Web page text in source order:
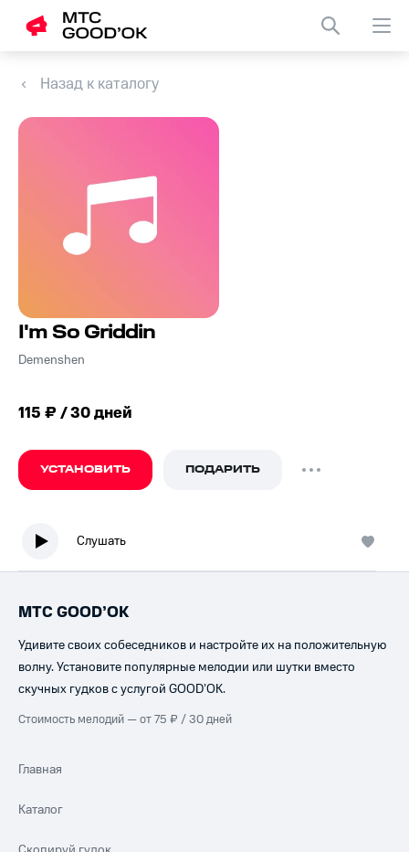
Назад к каталогу
I'm So Griddin
Demenshen
115 ₽ / 30 дней
УСТАНОВИТЬ ПОДАРИТЬ
Слушать
МТС GOOD’OK
Удивите своих собеседников и настройте их на положительную
волну. Установите популярные мелодии или шутки вместо
скучных гудков с услугой GOOD’OK.
Стоимость мелодий — от 75 ₽ / 30 дней
Главная
Каталог